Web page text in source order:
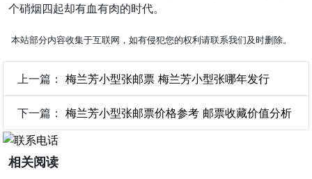
个硝烟四起却有血有肉的时代。
本站部分内容收集于互联网，如有侵犯您的权利请联系我们及时删除。
上一篇： 梅兰芳小型张邮票 梅兰芳小型张哪年发行
下一篇： 梅兰芳小型张邮票价格参考 邮票收藏价值分析
相关阅读